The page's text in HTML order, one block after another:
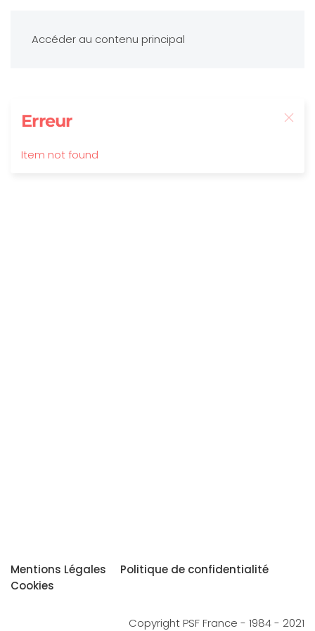
Accéder au contenu principal
Erreur
Item not found
Mentions Légales
Politique de confidentialité
Cookies
Copyright PSF France - 1984 - 2021